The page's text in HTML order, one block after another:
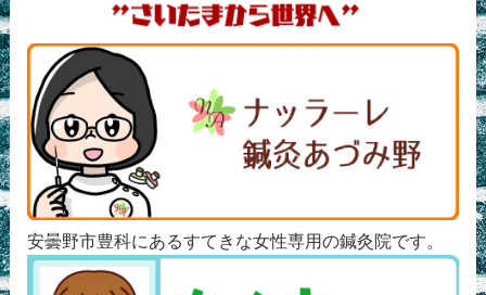
安曇野市豊科にあるすてきな女性専用の鍼灸院です。